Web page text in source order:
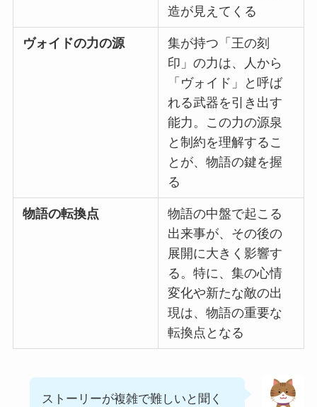
造が見えてくる
ヴォイドの力の源
集が持つ「王の刻
印」の力は、人から
「ヴォイド」と呼ば
れる武器を引き出す
能力。この力の源泉
と制約を理解するこ
とが、物語の鍵を握
る
物語の転換点
物語の中盤で起こる
出来事が、その後の
展開に大きく影響す
る。特に、集の心情
変化や新たな敵の出
現は、物語の重要な
転換点となる
ストーリーが複雑で難しいと聞く